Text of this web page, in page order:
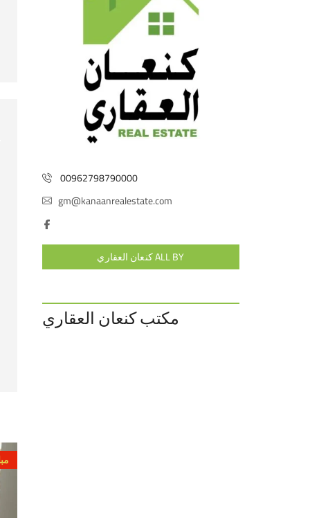
00962798790000
gm@kanaanrealestate.com
ALL BY كنعان العقاري
مكتب كنعان العقاري